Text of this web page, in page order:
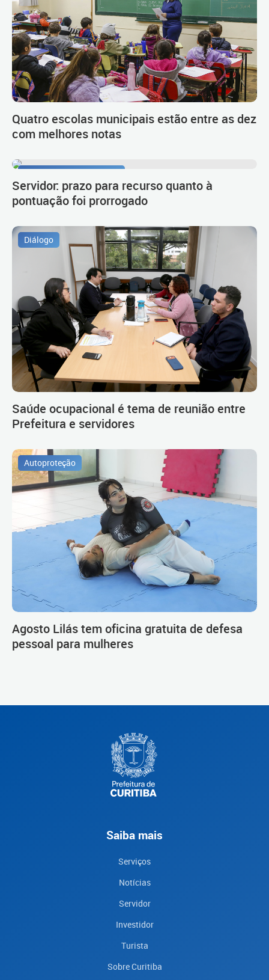
Quatro escolas municipais estão entre as dez
com melhores notas
Servidor: prazo para recurso quanto à
pontuação foi prorrogado
Diálogo
Saúde ocupacional é tema de reunião entre
Prefeitura e servidores
Autoproteção
Agosto Lilás tem oficina gratuita de defesa
pessoal para mulheres
Saiba mais
Serviços
Notícias
Servidor
Investidor
Turista
Sobre Curitiba